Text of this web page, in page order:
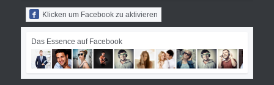
Klicken um Facebook zu aktivieren
Das Essence auf Facebook